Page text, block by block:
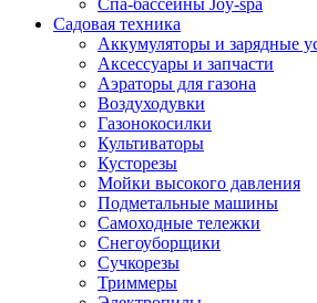
Спа-бассейны Joy-spa
Садовая техника
Аккумуляторы и зарядные
Аксессуары и запчасти
Аэраторы для газона
Воздуходувки
Газонокосилки
Культиваторы
Кусторезы
Мойки высокого давления
Подметальные машины
Самоходные тележки
Снегоуборщики
Сучкорезы
Триммеры